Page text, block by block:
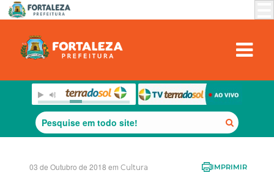
03 de Outubro de 2018 em Cultura IMPRIMIR